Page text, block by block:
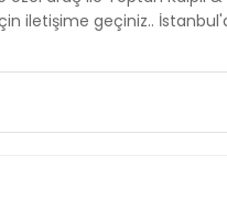
iletişime geçiniz..